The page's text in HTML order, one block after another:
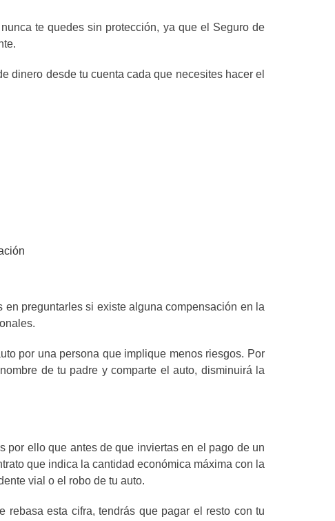
te quedes sin protección, ya que el Seguro de
dinero desde tu cuenta cada que necesites hacer el
preguntarles si existe alguna compensación en la
por una persona que implique menos riesgos. Por
de tu padre y comparte el auto, disminuirá la
por ello que antes de que inviertas en el pago de un
que indica la cantidad económica máxima con la
vial o el robo de tu auto.
esta cifra, tendrás que pagar el resto con tu